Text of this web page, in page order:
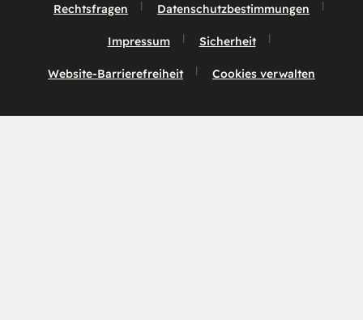
Rechtsfragen Datenschutzbestimmungen
Impressum Sicherheit
Website-Barrierefreiheit Cookies verwalten